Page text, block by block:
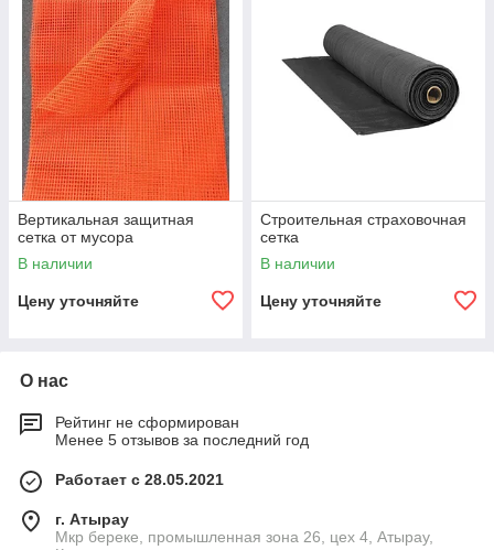
Вертикальная защитная
сетка от мусора
В наличии
Цену уточняйте
Строительная страховочная
сетка
В наличии
Цену уточняйте
О нас
Рейтинг не сформирован
Менее 5 отзывов за последний год
Работает с 28.05.2021
г. Атырау
Мкр береке, промышленная зона 26, цех 4, Атырау,